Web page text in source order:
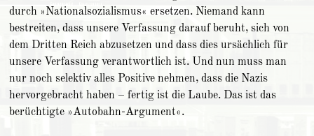
durch »Nationalsozialismus« ersetzen. Niemand kann
bestreiten, dass unsere Verfassung darauf beruht, sich von
dem Dritten Reich abzusetzen und dass dies ursächlich für
unsere Verfassung verantwortlich ist. Und nun muss man
nur noch selektiv alles Positive nehmen, dass die Nazis
hervorgebracht haben – fertig ist die Laube. Das ist das
berüchtigte »Autobahn-Argument«.